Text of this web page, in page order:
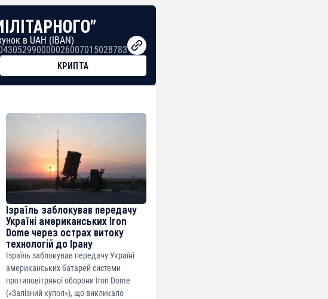
в UAH (IBAN)
КРИПТА
Ізраїль заблокував передачу
Україні американських Iron
Dome через острах витоку
технологій до Ірану
Ізраїль заблокував передачу Україні
американських батарей системи
протиповітряної оборони Iron Dome
(«Залізний купол»), що викликало